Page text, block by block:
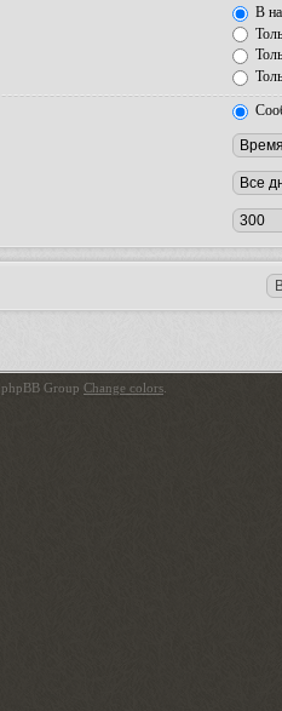
В
Group Change colors